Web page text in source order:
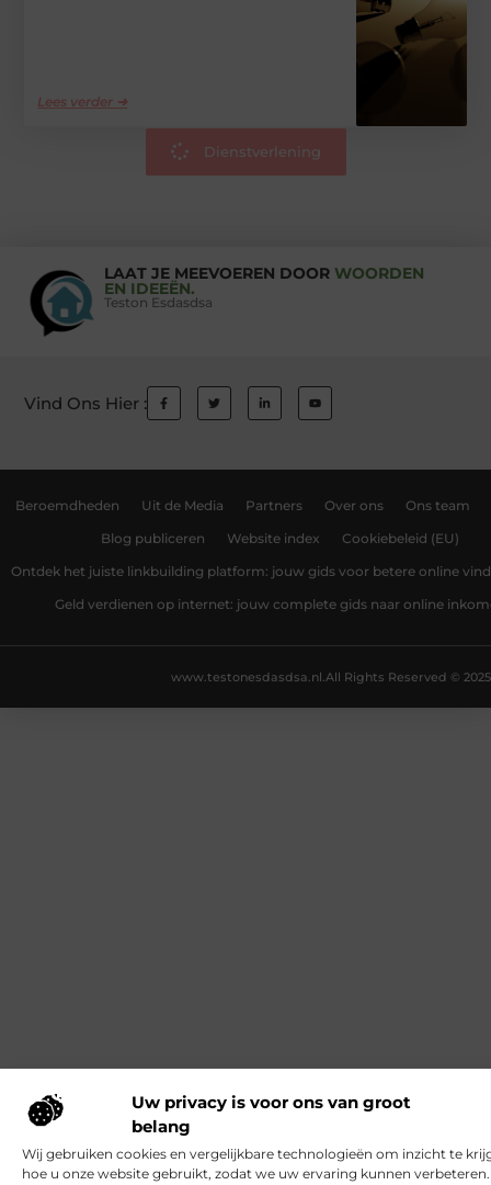
Uw privacy is voor ons van groot
belang
Wij gebruiken cookies en vergelijkbare technologieën om inzicht te
hoe u onze website gebruikt, zodat we uw ervaring kunnen verbeteren.
Lees verder ➜
Dienstverlening
LAAT JE MEEVOEREN DOOR WOORDEN
EN IDEEËN.
Teston Esdasdsa
Vind Ons Hier :
Beroemdheden Uit de Media Partners Over ons Ons team
Blog publiceren Website index Cookiebeleid (EU)
Ontdek het juiste linkbuilding platform: jouw gids voor betere online
Geld verdienen op internet: jouw complete gids naar online
All Rights Reserved © 2025
www.testonesdasdsa.nl.